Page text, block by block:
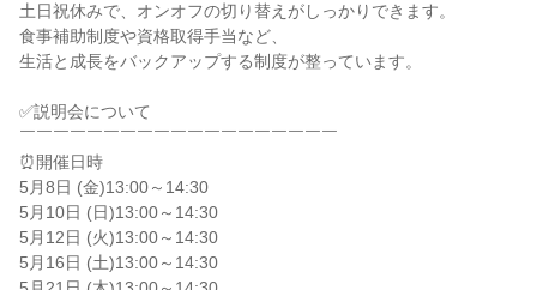
土日祝休みで、オンオフの切り替えがしっかりできます。
食事補助制度や資格取得手当など、
生活と成長をバックアップする制度が整っています。
✅説明会について
￣￣￣￣￣￣￣￣￣￣￣￣￣￣￣￣￣￣￣
⏰開催日時
5月8日 (金)13:00～14:30
5月10日 (日)13:00～14:30
5月12日 (火)13:00～14:30
5月16日 (土)13:00～14:30